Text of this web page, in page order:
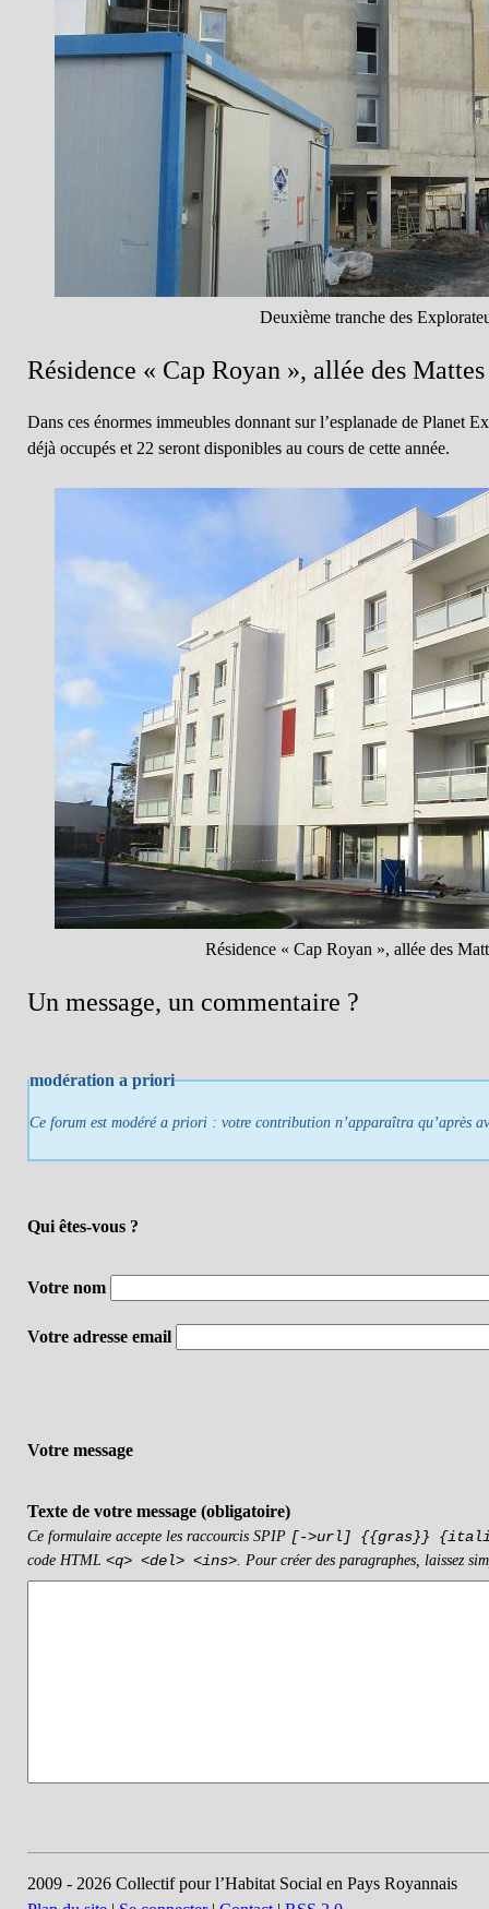
Deuxième tranche des
Résidence « Cap Royan », allée des
Dans ces énormes immeubles donnant sur l’esplanade de Planet
déjà occupés et 22 seront disponibles au cours de cette année.
Résidence « Cap Royan », allée des
Un message, un commentaire ?
modération a priori
Ce forum est modéré a priori : votre contribution n’apparaîtra qu’après
Qui êtes-vous ?
Votre nom
Votre adresse email
Votre message
Texte de votre message (obligatoire)
Ce formulaire accepte les raccourcis SPIP [->url] {{gras}}
code HTML <q> <del> <ins>. Pour créer des paragraphes, laissez
2009 - 2026 Collectif pour l’Habitat Social en Pays Royannais